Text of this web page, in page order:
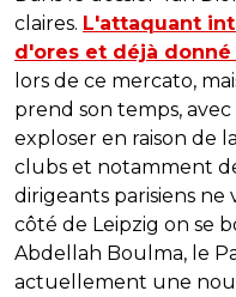
claires. L'attaquant
d'ores et déjà
lors de ce mercato,
prend son temps,
exploser en raison de
clubs et notamment
dirigeants parisiens
côté de Leipzig on se
Abdellah Boulma, le
actuellement une